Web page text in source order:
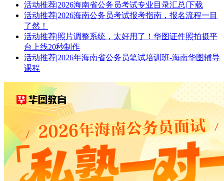
活动推荐|2026海南省公务员考试专业目录汇总|下载
活动推荐|2026海南公务员考试报考指南，报名流程一目
了然！
活动推荐|照片调整系统，太好用了！华图证件照拍摄平
台上线20秒制作
活动推荐|2026年海南省公务员笔试培训班-海南华图辅导
课程